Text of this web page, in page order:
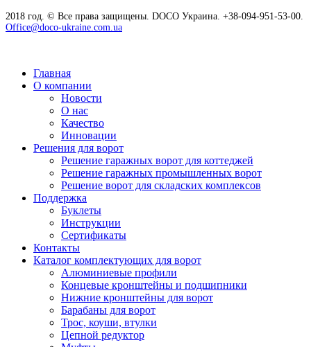
2018 год. © Все права защищены. DOCO Украина. +38-094-951-53-00.
Office@doco-ukraine.com.ua
Главная
О компании
Новости
О нас
Качество
Инновации
Решения для ворот
Решение гаражных ворот для коттеджей
Решение гаражных промышленных ворот
Решение ворот для складских комплексов
Поддержка
Буклеты
Инструкции
Сертификаты
Контакты
Каталог комплектующих для ворот
Алюминиевые профили
Концевые кронштейны и подшипники
Нижние кронштейны для ворот
Барабаны для ворот
Трос, коуши, втулки
Цепной редуктор